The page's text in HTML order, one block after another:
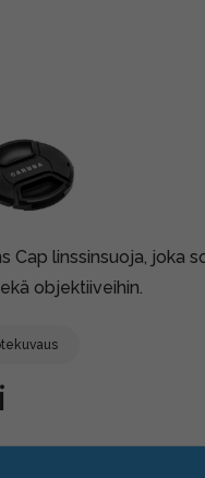
Cap linssinsuoja, joka
objektiiveihin.